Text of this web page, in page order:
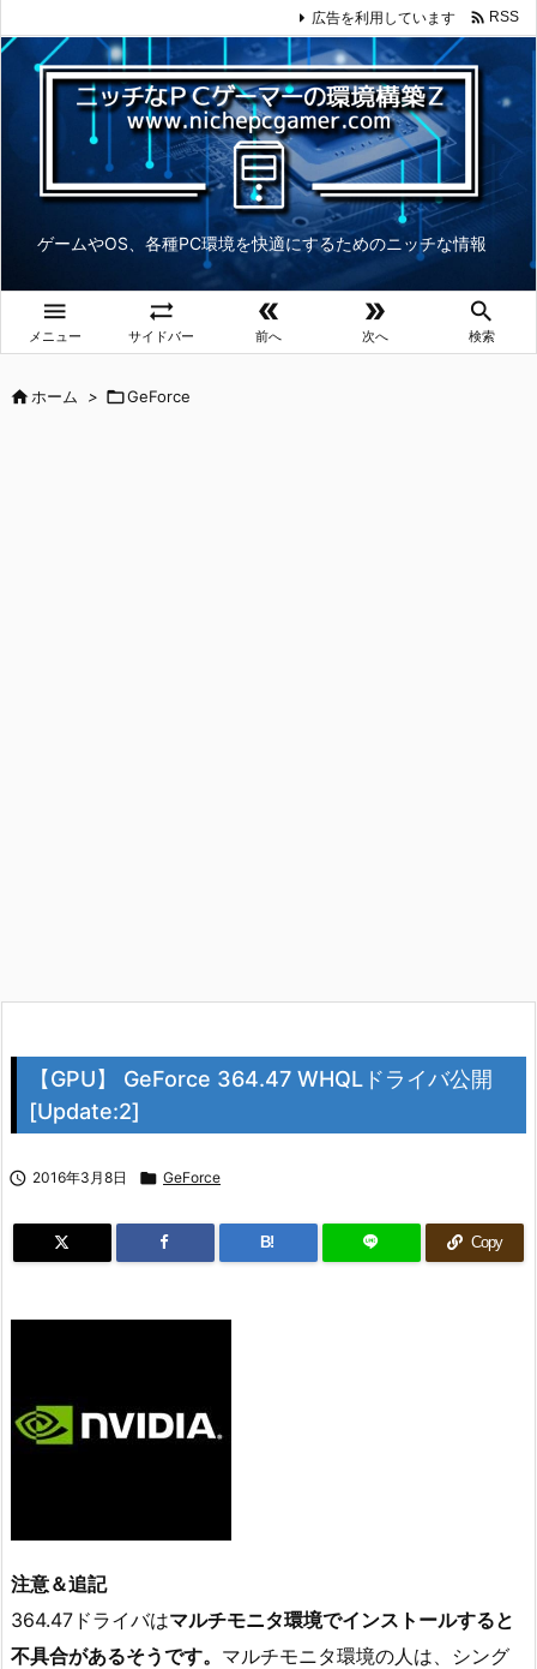
ゲームやOS、各種PC環境を快適にするためのニッチな情報

メニュー

サイドバー

前へ

次へ

検索
広告を利用しています  RSS
ホーム > GeForce
【GPU】 GeForce 364.47 WHQLドライバ公開
[Update:2]
 2016年3月8日  GeForce
B! Copy
注意＆追記
364.47ドライバはマルチモニタ環境でインストールすると
不具合があるそうです。 マルチモニタ環境の人は、シング